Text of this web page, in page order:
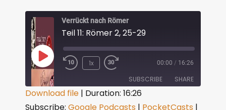
Verrückt nach Römer
Teil 11: Römer 2, 25-29
1x 00:00 / 16:26
SUBSCRIBE SHARE
Google Podcasts PocketCasts
SHARE
Download file | Duration: 16:26
Subscribe: Google Podcasts | PocketCasts |